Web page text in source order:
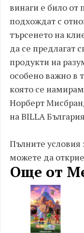
винаги е било от
подхождат с
търсенето на
да се предлагат
продукти на
особено важно в
която се
Норберт
на BILLA
Пълните условия
можете да
Още от